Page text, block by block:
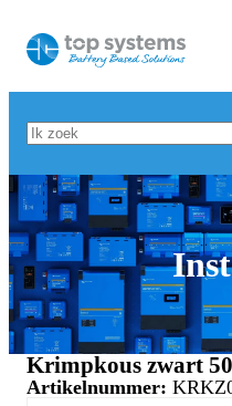
Krimpkous zwart
Artikelnummer: